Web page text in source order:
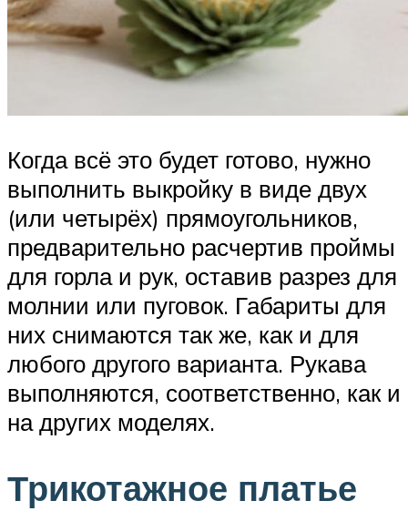
Когда всё это будет готово, нужно
выполнить выкройку в виде двух
(или четырёх) прямоугольников,
предварительно расчертив проймы
для горла и рук, оставив разрез для
молнии или пуговок. Габариты для
них снимаются так же, как и для
любого другого варианта. Рукава
выполняются, соответственно, как и
на других моделях.
Трикотажное платье